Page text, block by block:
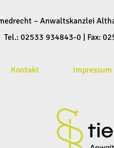
– Anwaltskanzlei
Tel.: 02533 934843-0 | Fax:
Kontakt Impressum